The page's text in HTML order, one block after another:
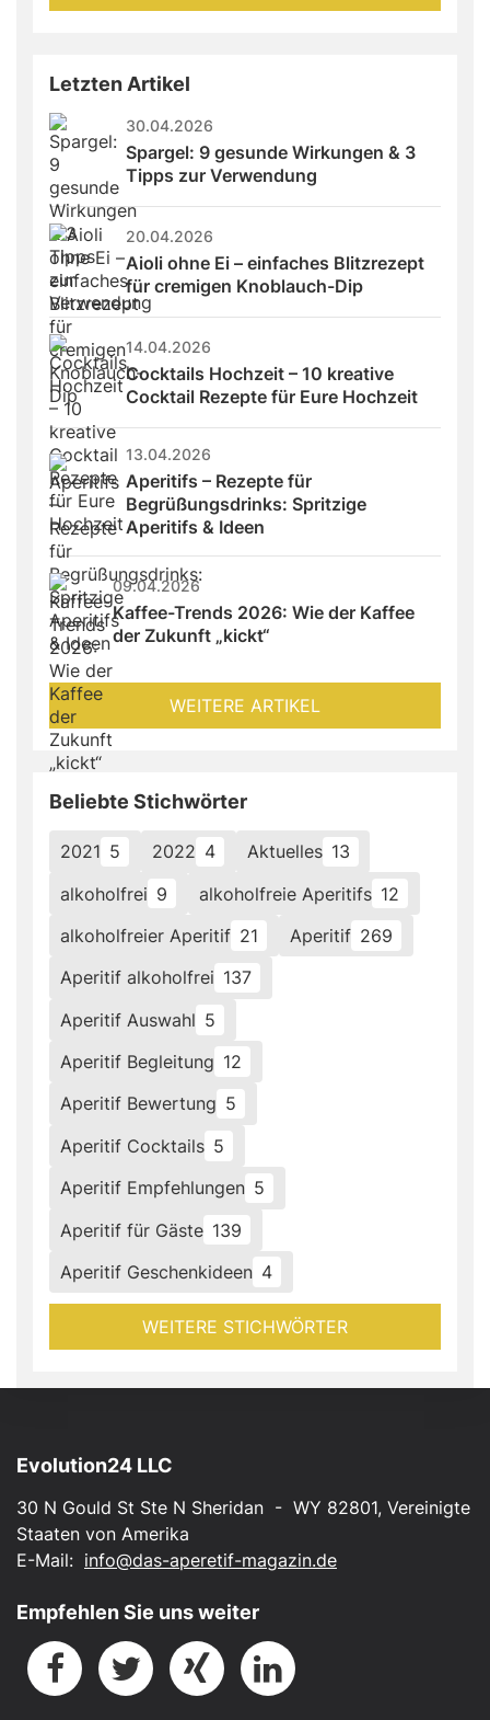
Letzten Artikel
30.04.2026
Spargel: 9 gesunde Wirkungen & 3
Tipps zur Verwendung
20.04.2026
Aioli ohne Ei – einfaches Blitzrezept
für cremigen Knoblauch-Dip
14.04.2026
Cocktails Hochzeit – 10 kreative
Cocktail Rezepte für Eure Hochzeit
13.04.2026
Aperitifs – Rezepte für
Begrüßungsdrinks: Spritzige
Aperitifs & Ideen
09.04.2026
Kaffee-Trends 2026: Wie der Kaffee
der Zukunft „kickt“
WEITERE ARTIKEL
Beliebte Stichwörter
2021 5 2022 4 Aktuelles 13
alkoholfrei 9 alkoholfreie Aperitifs 12
alkoholfreier Aperitif 21 Aperitif 269
Aperitif alkoholfrei 137
Aperitif Auswahl 5
Aperitif Begleitung 12
Aperitif Bewertung 5
Aperitif Cocktails 5
Aperitif Empfehlungen 5
Aperitif für Gäste 139
Aperitif Geschenkideen 4
WEITERE STICHWÖRTER
Evolution24 LLC
30 N Gould St Ste N Sheridan - WY 82801, Vereinigte
Staaten von Amerika
E-Mail: info@das-aperetif-magazin.de
Empfehlen Sie uns weiter